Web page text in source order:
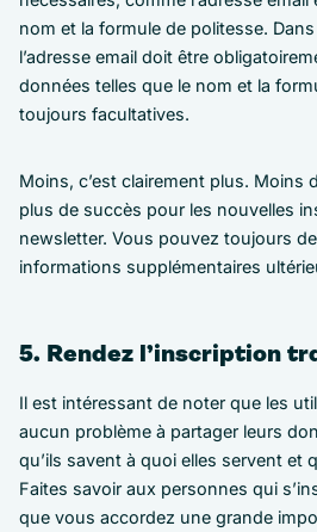
nom et la formule de politesse.
l’adresse email doit être
données telles que le nom et la
toujours facultatives.
Moins, c’est clairement plus. Moins
plus de succès pour les nouvelles
newsletter. Vous pouvez toujours
informations supplémentaires
5. Rendez l’inscription
Il est intéressant de noter que les
aucun problème à partager leurs
qu’ils savent à quoi elles servent et
Faites savoir aux personnes qui
que vous accordez une grande